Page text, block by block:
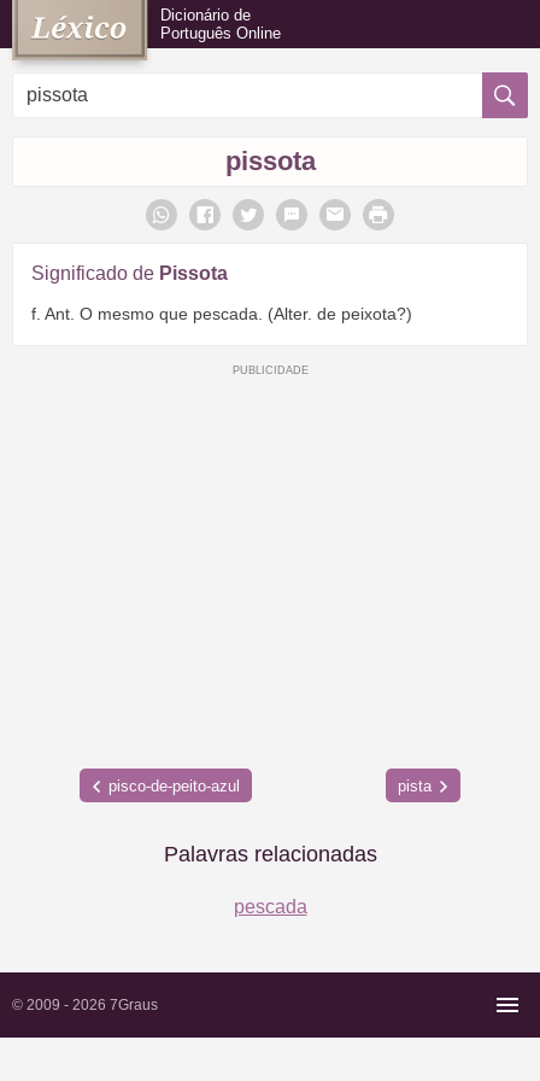
Dicionário de
Português Online
pissota
Significado de Pissota
f. Ant. O mesmo que pescada. (Alter. de peixota?)
pisco-de-peito-azul pista
Palavras relacionadas
pescada
© 2009 - 2026 7Graus